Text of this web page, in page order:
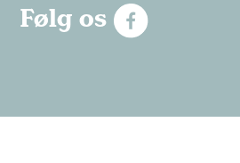
Følg os